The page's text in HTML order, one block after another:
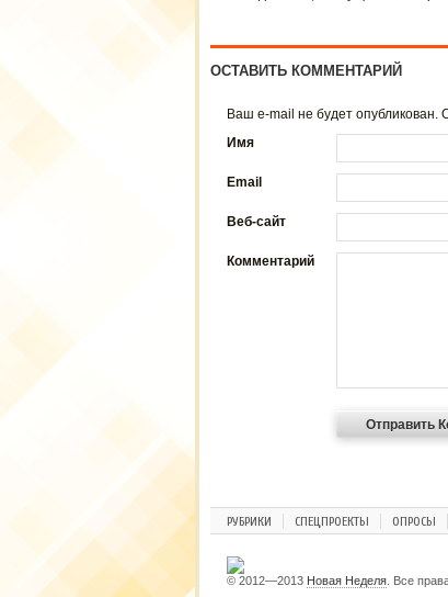
ОСТАВИТЬ КОММЕНТАРИЙ
Ваш e-mail не будет
Имя
Email
Веб-сайт
Комментарий
РУБРИКИ СПЕЦПРОЕКТЫ ОПРОСЫ
© 2012—2013 Новая Неделя. Все